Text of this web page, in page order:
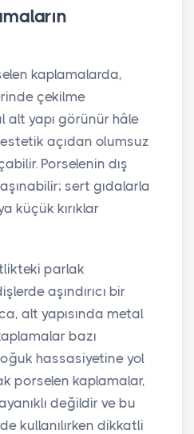
kaplamalarda,
çekilme
alt yapı görünür hâle
açıdan olumsuz
Porselenin dış
sert gıdalarla
küçük kırıklar
parlak
aşındırıcı bir
alt yapısında metal
bazı
hassasiyetine yol
porselen kaplamalar,
değildir ve bu
kullanılırken dikkatli